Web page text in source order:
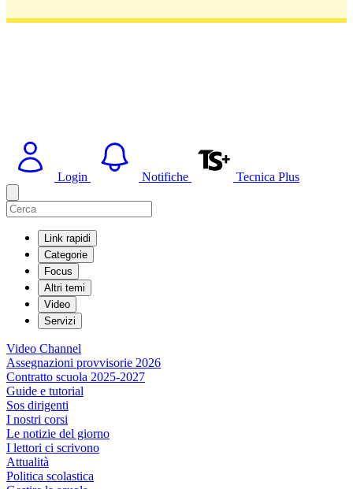
Login Notifiche Tecnica Plus
Link rapidi
Categorie
Focus
Altri temi
Video
Servizi
Video Channel
Assegnazioni provvisorie 2026
Contratto scuola 2025-2027
Guide e tutorial
Sos dirigenti
I nostri corsi
Le notizie del giorno
I lettori ci scrivono
Attualità
Politica scolastica